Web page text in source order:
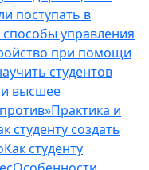
поступать в
способы управления
при помощи
студентов
высшее
Практика и
студенту создать
Как студенту